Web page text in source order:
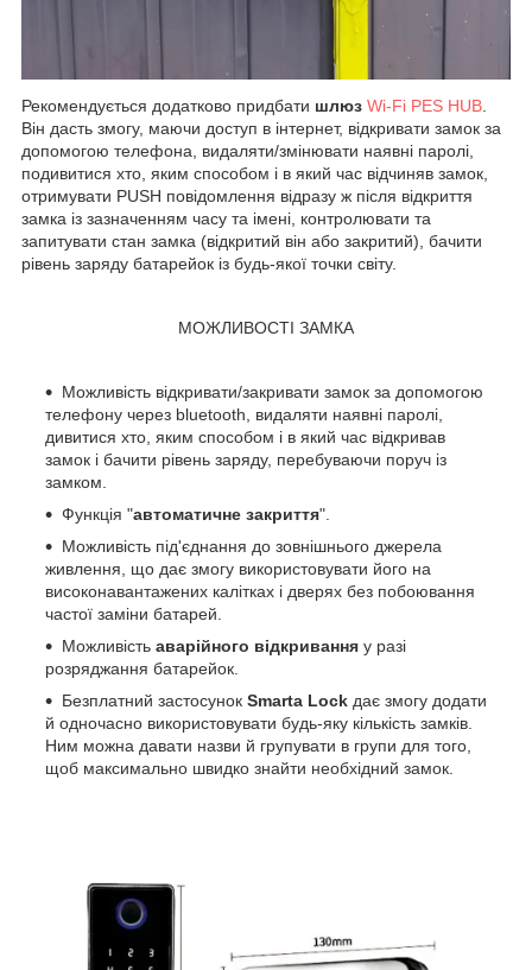
Рекомендується додатково придбати шлюз Wi-Fi PES HUB
Він дасть змогу, маючи доступ в інтернет, відкривати замок за
допомогою телефона, видаляти/змінювати наявні паролі,
подивитися хто, яким способом і в який час відчиняв замок,
отримувати PUSH повідомлення відразу ж після відкриття
замка із зазначенням часу та імені, контролювати та
запитувати стан замка (відкритий він або закритий), бачити
рівень заряду батарейок із будь-якої точки світу.
МОЖЛИВОСТІ ЗАМКА
Можливість відкривати/закривати замок за допомогою
телефону через bluetooth, видаляти наявні паролі,
дивитися хто, яким способом і в який час відкривав
замок і бачити рівень заряду, перебуваючи поруч із
замком.
Функція "автоматичне закриття".
Можливість під'єднання до зовнішнього джерела
живлення, що дає змогу використовувати його на
високонавантажених калітках і дверях без побоювання
частої заміни батарей.
Можливість аварійного відкривання у разі
розряджання батарейок.
Безплатний застосунок Smarta Lock дає змогу додати
й одночасно використовувати будь-яку кількість замків.
Ним можна давати назви й групувати в групи для того,
щоб максимально швидко знайти необхідний замок.